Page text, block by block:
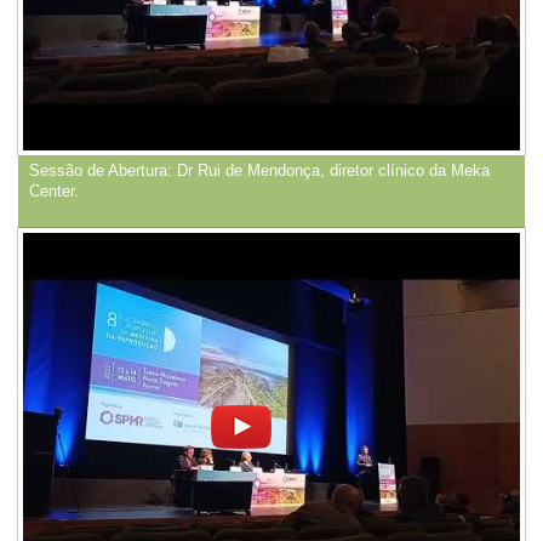
Sessão de Abertura: Dr Rui de Mendonça, diretor clínico da Meka
Center.